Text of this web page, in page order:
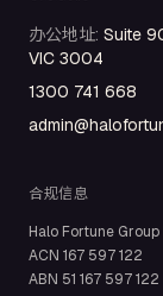
办公地址: Suite
VIC 3004
1300 741 668
合规信息
Halo Fortune
ACN 167 597 122
ABN 51 167 597 122